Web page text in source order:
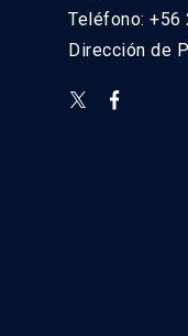
Teléfono: +56
Dirección de